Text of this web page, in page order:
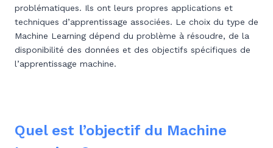
problématiques. Ils ont leurs propres applications et
techniques d’apprentissage associées. Le choix du type de
Machine Learning dépend du problème à résoudre, de la
disponibilité des données et des objectifs spécifiques de
l’apprentissage machine.
Quel est l’objectif du Machine